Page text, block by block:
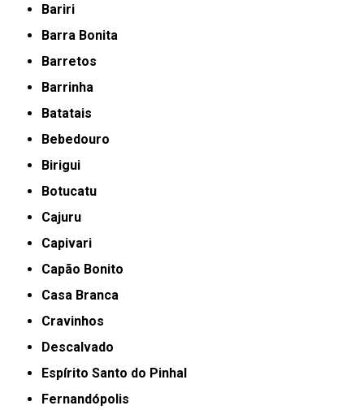
Bariri
Barra Bonita
Barretos
Barrinha
Batatais
Bebedouro
Birigui
Botucatu
Cajuru
Capivari
Capão Bonito
Casa Branca
Cravinhos
Descalvado
Espírito Santo do Pinhal
Fernandópolis